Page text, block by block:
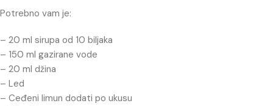
Potrebno vam je:
– 20 ml sirupa od 10 biljaka
– 150 ml gazirane vode
– 20 ml džina
– Led
– Ceđeni limun dodati po ukusu